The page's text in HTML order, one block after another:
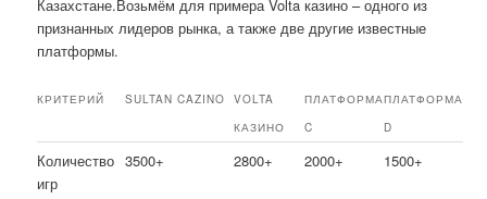
Казахстане.Возьмём для примера Volta казино – одного из
признанных лидеров рынка, а также две другие известные
платформы.
КРИТЕРИЙ SULTAN CAZINO
VOLTA
КАЗИНО
ПЛАТФОРМА
C
ПЛАТФОРМА
D
Количество
игр
3500+ 2800+ 2000+ 1500+